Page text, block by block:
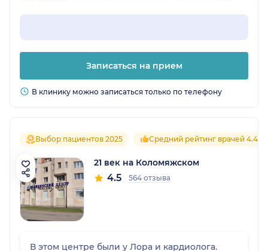
Записаться на прием
В клинику можно записаться только по телефону
Выбор пациентов 2025 Средний рейтинг врачей 4.4
21 век на Коломяжском
4.5 564 отзыва
В этом центре были у Лора и кардиолога.